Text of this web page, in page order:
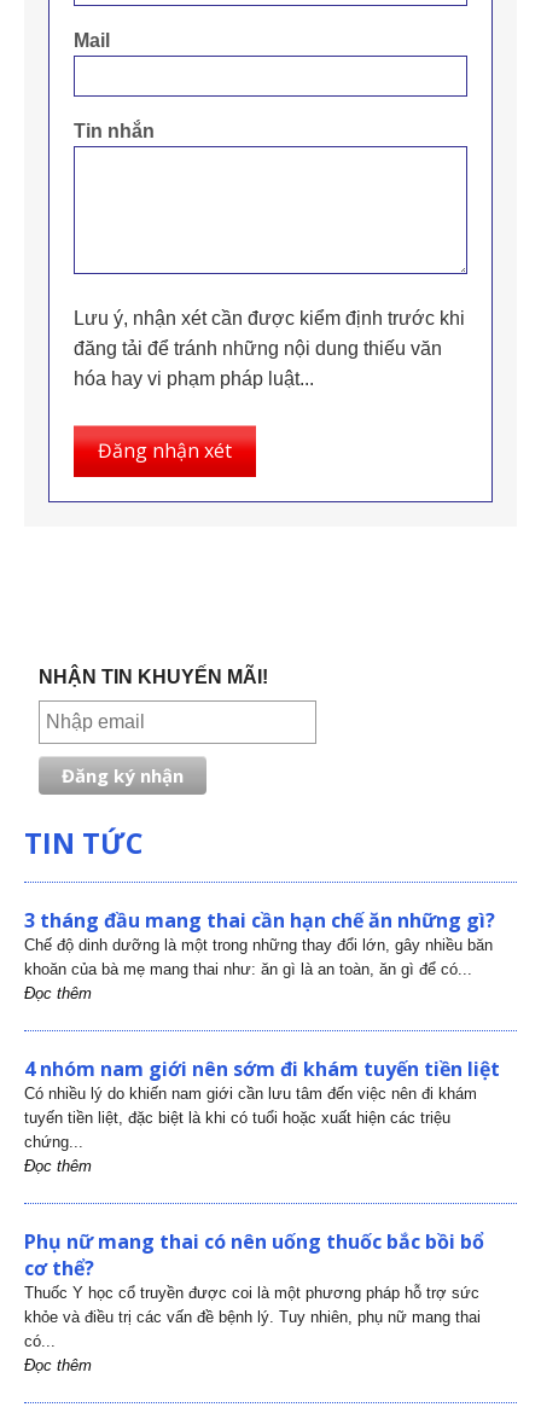
Mail
Tin nhắn
Lưu ý, nhận xét cần được kiểm định trước khi
đăng tải để tránh những nội dung thiếu văn
hóa hay vi phạm pháp luật...
Đăng nhận xét
NHẬN TIN KHUYẾN MÃI!
TIN TỨC
3 tháng đầu mang thai cần hạn chế ăn những gì?
Chế độ dinh dưỡng là một trong những thay đổi lớn, gây nhiều băn
khoăn của bà mẹ mang thai như: ăn gì là an toàn, ăn gì để có...
Đọc thêm
4 nhóm nam giới nên sớm đi khám tuyến tiền liệt
Có nhiều lý do khiến nam giới cần lưu tâm đến việc nên đi khám
tuyến tiền liệt, đặc biệt là khi có tuổi hoặc xuất hiện các triệu
chứng...
Đọc thêm
Phụ nữ mang thai có nên uống thuốc bắc bồi bổ
cơ thể?
Thuốc Y học cổ truyền được coi là một phương pháp hỗ trợ sức
khỏe và điều trị các vấn đề bệnh lý. Tuy nhiên, phụ nữ mang thai
có...
Đọc thêm